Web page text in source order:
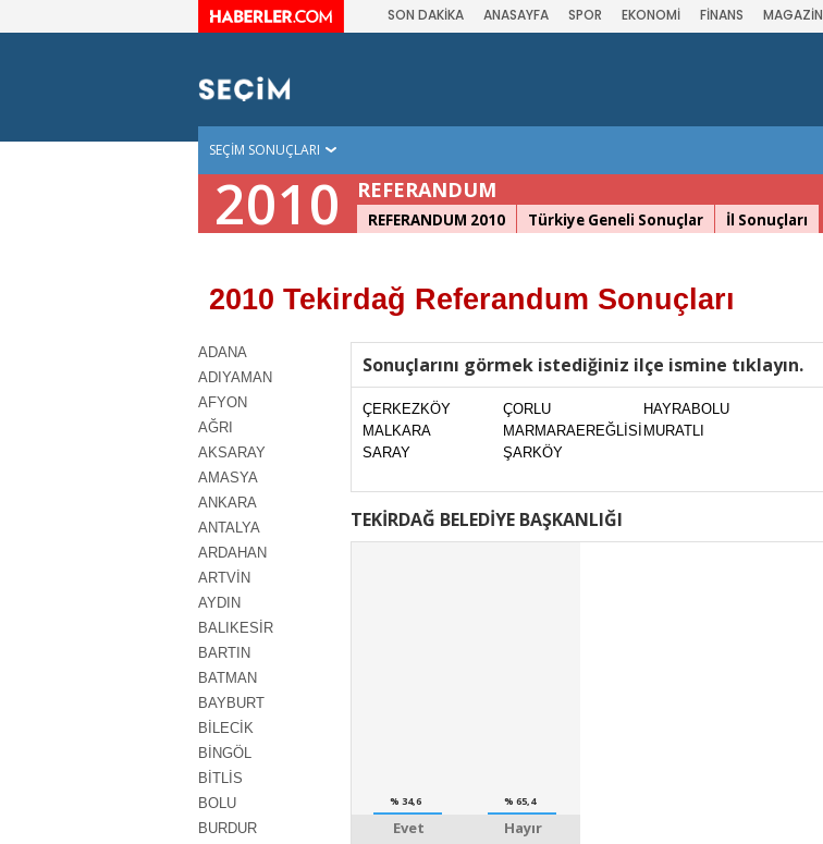
SON DAKİKA ANASAYFA SPOR EKONOMİ FİNANS MAGAZİN
SEÇİM SONUÇLARI
2010 REFERANDUM
REFERANDUM 2010 Türkiye Geneli Sonuçlar İl Sonuçları
2010 Tekirdağ Referandum Sonuçları
ADANA
ADIYAMAN
AFYON
AĞRI
AKSARAY
AMASYA
ANKARA
ANTALYA
ARDAHAN
ARTVİN
AYDIN
BALIKESİR
BARTIN
BATMAN
BAYBURT
BİLECİK
BİNGÖL
BİTLİS
BOLU
BURDUR
Sonuçlarını görmek istediğiniz ilçe ismine tıklayın.
ÇERKEZKÖY ÇORLU
HAYRABOLU
MALKARA
MARMARAEREĞLİSİ MURATLI
SARAY
ŞARKÖY
TEKİRDAĞ BELEDİYE BAŞKANLIĞI
% 34,6
Evet
% 65,4
Hayır